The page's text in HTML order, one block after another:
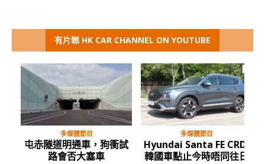
有片睇 HK CAR CHANNEL ON YOUTUBE
多媒體節目
屯赤隧道明通車，狗衝試
路會否大塞車
多媒體節目
Hyundai Santa FE CRDi
韓國車點止今時唔同往日